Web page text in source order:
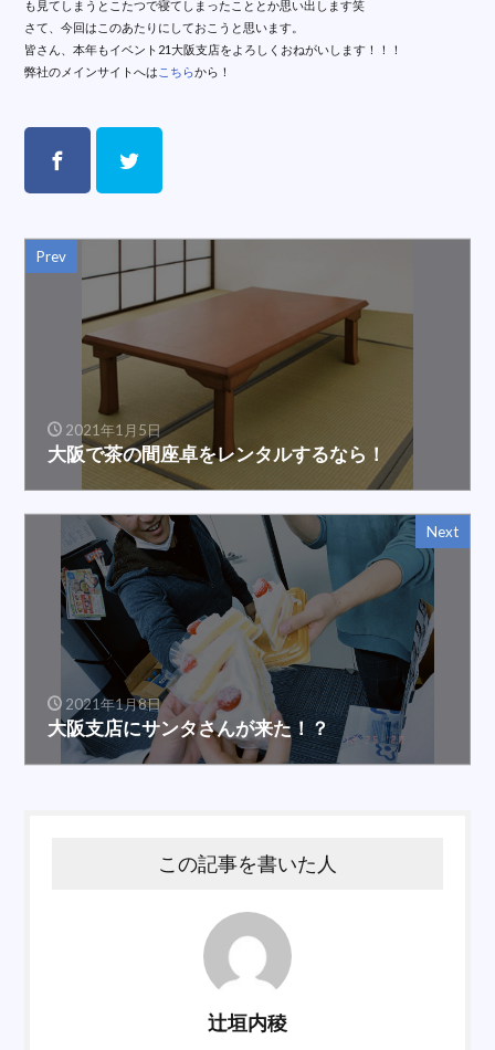
も見てしまうとこたつで寝てしまったこととか思い出します笑
さて、今回はこのあたりにしておこうと思います。
皆さん、本年もイベント21大阪支店をよろしくおねがいします！！！
弊社のメインサイトへは こちらから！
Prev
2021年1月5日
大阪で茶の間座卓をレンタルするなら！
Next
2021年1月8日
大阪支店にサンタさんが来た！？
この記事を書いた人
辻垣内稜